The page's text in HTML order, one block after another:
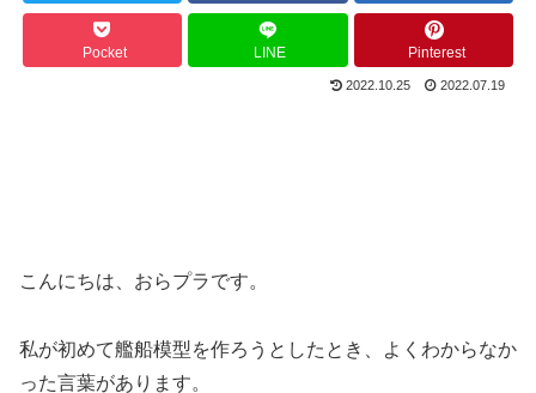
Pocket LINE Pinterest
2022.10.25 2022.07.19
こんにちは、おらプラです。
私が初めて艦船模型を作ろうとしたとき、よくわからなか
った言葉があります。